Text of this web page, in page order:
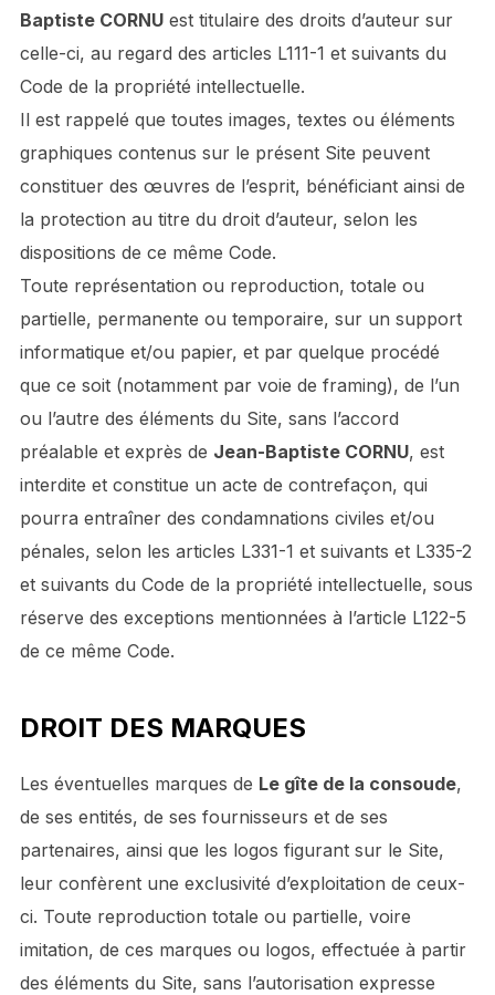
Baptiste CORNUest titulaire des droits d’auteur sur
celle-ci, au regard des articles L111-1 et suivants du
Code de la propriété intellectuelle.
Il est rappelé que toutes images, textes ou éléments
graphiques contenus sur le présent Site peuvent
constituer des œuvres de l’esprit, bénéficiant ainsi de
la protection au titre du droit d’auteur, selon les
dispositions de ce même Code.
Toute représentation ou reproduction, totale ou
partielle, permanente ou temporaire, sur un support
informatique et/ou papier, et par quelque procédé
que ce soit (notamment par voie de framing), de l’un
ou l’autre des éléments du Site, sans l’accord
préalable et exprès de Jean-Baptiste CORNU, est
interdite et constitue un acte de contrefaçon, qui
pourra entraîner des condamnations civiles et/ou
pénales, selon les articles L331-1 et suivants et L335-2
et suivants du Code de la propriété intellectuelle, sous
réserve des exceptions mentionnées à l’article L122-5
de ce même Code.
DROIT DES MARQUES
Les éventuelles marques de Le gîte de la consoude,
de ses entités, de ses fournisseurs et de ses
partenaires, ainsi que les logos figurant sur le Site,
leur confèrent une exclusivité d’exploitation de ceux-
ci. Toute reproduction totale ou partielle, voire
imitation, de ces marques ou logos, effectuée à partir
des éléments du Site, sans l’autorisation expresse